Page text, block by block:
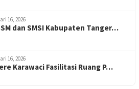
16, 2026
dan SMSI Kabupaten Tanger…
16, 2026
Karawaci Fasilitasi Ruang P…